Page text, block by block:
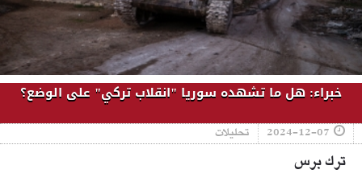
خبراء: هل ما تشهده سوريا "انقلاب تركي" على الوضع؟
2024-12-07 تحليلات
ترك برس